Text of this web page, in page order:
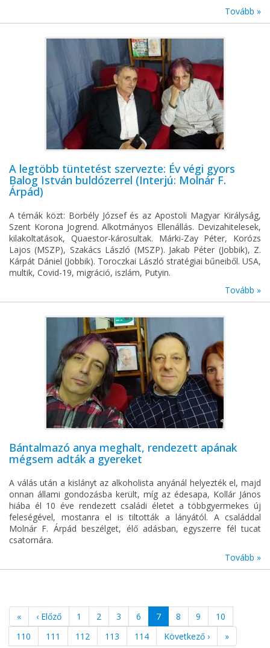
Tovább »
A legtöbb tüntetést szervezte: Év végi gyors
Balog István buldózerrel (Interjú: Molnár F.
Árpád)
A témák közt: Borbély József és az Apostoli Magyar Királyság,
Szent Korona Jogrend. Alkotmányos Ellenállás. Devizahitelesek,
kilakoltatások, Quaestor-károsultak. Márki-Zay Péter, Korózs
Lajos (MSZP), Szakács László (MSZP). Jakab Péter (Jobbik), Z.
Kárpát Dániel (Jobbik). Toroczkai László stratégiai bűneiből. USA,
multik, Covid-19, migráció, iszlám, Putyin.
Tovább »
Bántalmazó anya meghalt, rendezett apának
mégsem adták a gyereket
A válás után a kislányt az alkoholista anyánál helyezték el, majd
onnan állami gondozásba került, míg az édesapa, Kollár János
hiába él 10 éve rendezett családi életet a többgyermekes új
feleségével, mostanra el is tiltották a lányától. A családdal
Molnár F. Árpád beszélget, élő adásban, egyszerre fél tucat
csatornára.
Tovább »
« ‹ Előző 1 2 3 6 7 8 9
10
110
111 112 113 114 Következő › »